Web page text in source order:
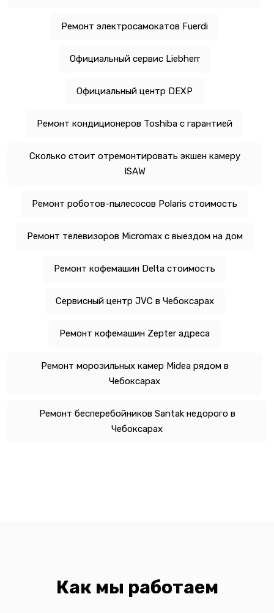
Ремонт электросамокатов Fuerdi
Официальный сервис Liebherr
Официальный центр DEXP
Ремонт кондиционеров Toshiba с гарантией
Сколько стоит отремонтировать экшен камеру
ISAW
Ремонт роботов-пылесосов Polaris стоимость
Ремонт телевизоров Micromax с выездом на дом
Ремонт кофемашин Delta стоимость
Сервисный центр JVC в Чебоксарах
Ремонт кофемашин Zepter адреса
Ремонт морозильных камер Midea рядом в
Чебоксарах
Ремонт бесперебойников Santak недорого в
Чебоксарах
Как мы работаем